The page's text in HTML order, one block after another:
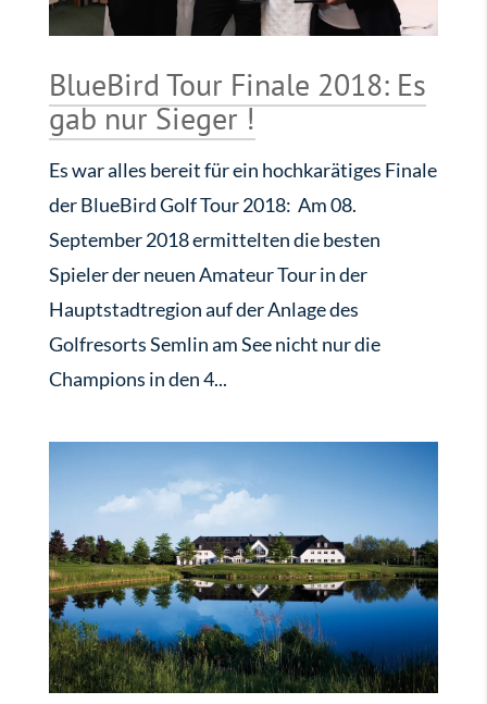
BlueBird Tour Finale 2018: Es
gab nur Sieger !
Es war alles bereit für ein hochkarätiges Finale
der BlueBird Golf Tour 2018: Am 08.
September 2018 ermittelten die besten
Spieler der neuen Amateur Tour in der
Hauptstadtregion auf der Anlage des
Golfresorts Semlin am See nicht nur die
Champions in den 4...